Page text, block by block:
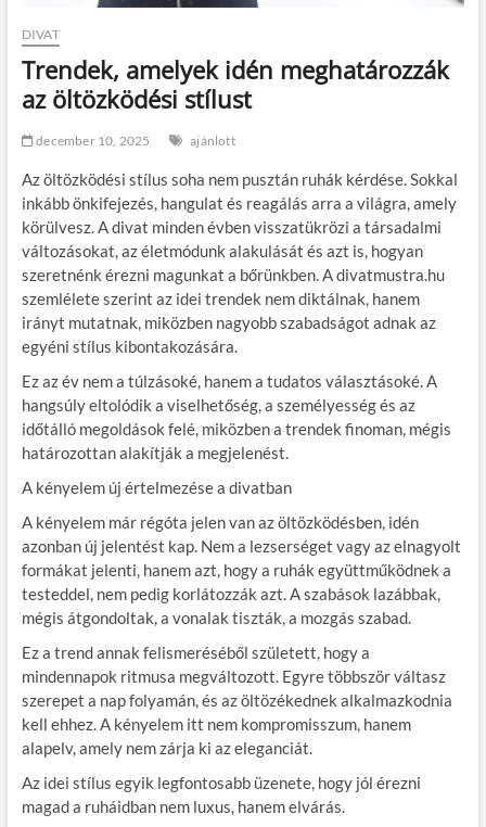
DIVAT
Trendek, amelyek idén meghatározzák
az öltözködési stílust
december 10, 2025 ajánlott
Az öltözködési stílus soha nem pusztán ruhák kérdése. Sokkal
inkább önkifejezés, hangulat és reagálás arra a világra, amely
körülvesz. A divat minden évben visszatükrözi a társadalmi
változásokat, az életmódunk alakulását és azt is, hogyan
szeretnénk érezni magunkat a bőrünkben. A divatmustra.hu
szemlélete szerint az idei trendek nem diktálnak, hanem
irányt mutatnak, miközben nagyobb szabadságot adnak az
egyéni stílus kibontakozására.
Ez az év nem a túlzásoké, hanem a tudatos választásoké. A
hangsúly eltolódik a viselhetőség, a személyesség és az
időtálló megoldások felé, miközben a trendek finoman, mégis
határozottan alakítják a megjelenést.
A kényelem új értelmezése a divatban
A kényelem már régóta jelen van az öltözködésben, idén
azonban új jelentést kap. Nem a lezserséget vagy az elnagyolt
formákat jelenti, hanem azt, hogy a ruhák együttműködnek a
testeddel, nem pedig korlátozzák azt. A szabások lazábbak,
mégis átgondoltak, a vonalak tiszták, a mozgás szabad.
Ez a trend annak felismeréséből született, hogy a
mindennapok ritmusa megváltozott. Egyre többször váltasz
szerepet a nap folyamán, és az öltözékednek alkalmazkodnia
kell ehhez. A kényelem itt nem kompromisszum, hanem
alapelv, amely nem zárja ki az eleganciát.
Az idei stílus egyik legfontosabb üzenete, hogy jól érezni
magad a ruháidban nem luxus, hanem elvárás.